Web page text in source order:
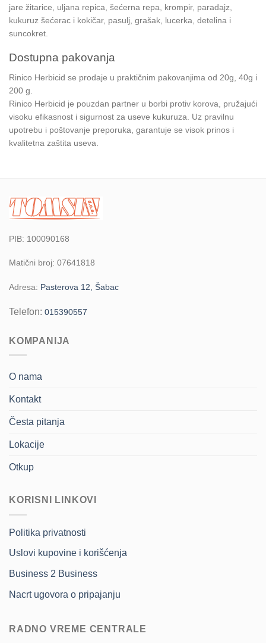
jare žitarice, uljana repica, šećerna repa, krompir, paradajz,
kukuruz šećerac i kokičar, pasulj, grašak, lucerka, detelina i
suncokret.
Dostupna pakovanja
Rinico Herbicid se prodaje u praktičnim pakovanjima od 20g, 40g i
200 g.
Rinico Herbicid je pouzdan partner u borbi protiv korova, pružajući
visoku efikasnost i sigurnost za useve kukuruza. Uz pravilnu
upotrebu i poštovanje preporuka, garantuje se visok prinos i
kvalitetna zaštita useva.
PIB: 100090168
Matični broj: 07641818
Adresa: Pasterova 12, Šabac
Telefon: 015390557
KOMPANIJA
O nama
Kontakt
Česta pitanja
Lokacije
Otkup
KORISNI LINKOVI
Politika privatnosti
Uslovi kupovine i korišćenja
Business 2 Business
Nacrt ugovora o pripajanju
RADNO VREME CENTRALE